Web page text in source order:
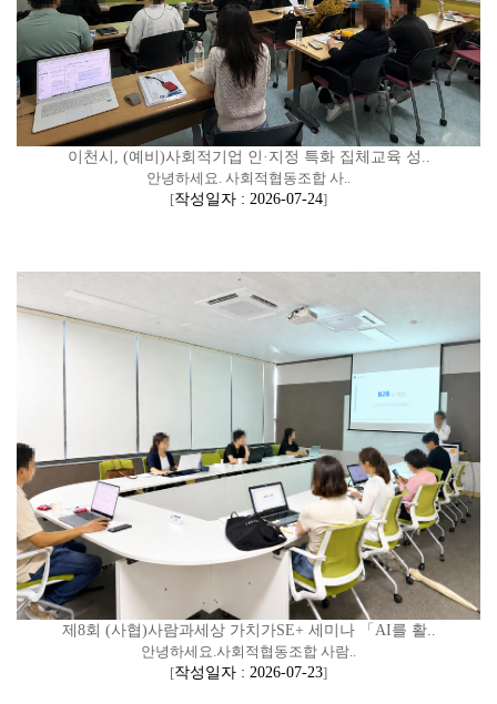
이천시, (예비)사회적기업 인·지정 특화 집체교육 성..
안녕하세요. 사회적협동조합 사..
[작성일자 : 2026-07-24]
제8회 (사협)사람과세상 가치가SE+ 세미나 「AI를 활..
안녕하세요.사회적협동조합 사람..
[작성일자 : 2026-07-23]